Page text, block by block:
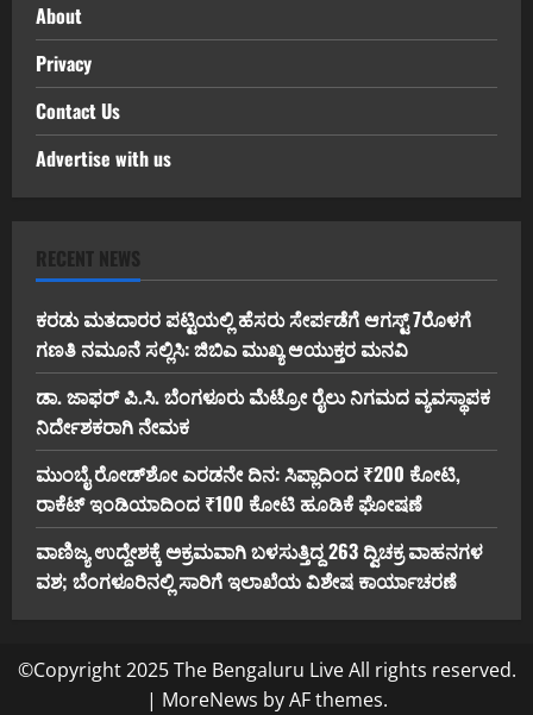
About
Privacy
Contact Us
Advertise with us
RECENT NEWS
ಕರಡು ಮತದಾರರ ಪಟ್ಟಿಯಲ್ಲಿ ಹೆಸರು ಸೇರ್ಪಡೆಗೆ ಆಗಸ್ಟ್ 7ರೊಳಗೆ
ಗಣತಿ ನಮೂನೆ ಸಲ್ಲಿಸಿ: ಜಿಬಿಎ ಮುಖ್ಯ ಆಯುಕ್ತರ ಮನವಿ
ಡಾ. ಜಾಫರ್ ಪಿ.ಸಿ. ಬೆಂಗಳೂರು ಮೆಟ್ರೋ ರೈಲು ನಿಗಮದ ವ್ಯವಸ್ಥಾಪಕ
ನಿರ್ದೇಶಕರಾಗಿ ನೇಮಕ
ಮುಂಬೈ ರೋಡ್‌ಶೋ ಎರಡನೇ ದಿನ: ಸಿಪ್ಲಾದಿಂದ ₹200 ಕೋಟಿ,
ರಾಕೆಟ್ ಇಂಡಿಯಾದಿಂದ ₹100 ಕೋಟಿ ಹೂಡಿಕೆ ಘೋಷಣೆ
ವಾಣಿಜ್ಯ ಉದ್ದೇಶಕ್ಕೆ ಅಕ್ರಮವಾಗಿ ಬಳಸುತ್ತಿದ್ದ 263 ದ್ವಿಚಕ್ರ ವಾಹನಗಳ
ವಶ; ಬೆಂಗಳೂರಿನಲ್ಲಿ ಸಾರಿಗೆ ಇಲಾಖೆಯ ವಿಶೇಷ ಕಾರ್ಯಾಚರಣೆ
©Copyright 2025 The Bengaluru Live All rights reserved.
| MoreNews by AF themes.